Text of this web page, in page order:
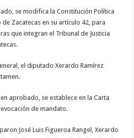
se modifica la Constitución Política
Zacatecas en su artículo 42, para
que integran el Tribunal de Justicia
el diputado Xerardo Ramírez
aprobado, se establece en la Carta
de mandato.
José Luis Figueroa Rangel, Xerardo